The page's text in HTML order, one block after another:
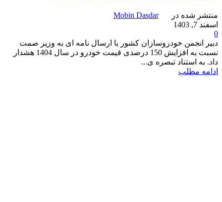
منتشر شده در
Mobin Dasdar
اسفند 7, 1403
0
دبیر انجمن خودروسازان کشور با ارسال نامه ای به وزیر صمت
نسبت به افزایش 150 درصدی قیمت خودرو در سال 1404 هشدار
داد. به استناد تبصره ی...
ادامه مطلب